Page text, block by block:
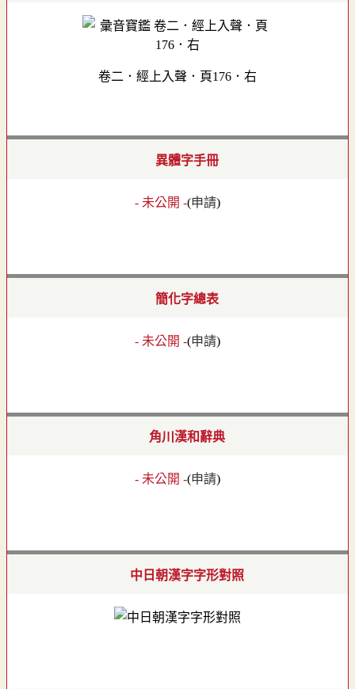
卷二．經上入聲．頁176．右
異體字手冊
- 未公開 -(申請)
簡化字總表
- 未公開 -(申請)
角川漢和辭典
- 未公開 -(申請)
中日朝漢字字形對照